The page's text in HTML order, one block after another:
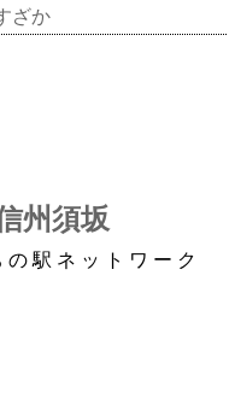
ざか
州須坂
駅ネットワーク